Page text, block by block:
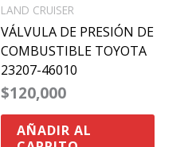
LAND CRUISER
VÁLVULA DE PRESIÓN DE
COMBUSTIBLE TOYOTA
23207-46010
$120,000
AÑADIR AL